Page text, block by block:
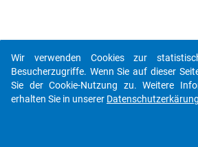
Wir verwenden Cookies zur
Besucherzugriffe. Wenn Sie auf dieser
Sie der Cookie-Nutzung zu. Weitere
erhalten Sie in unserer Datenschutzerkärung